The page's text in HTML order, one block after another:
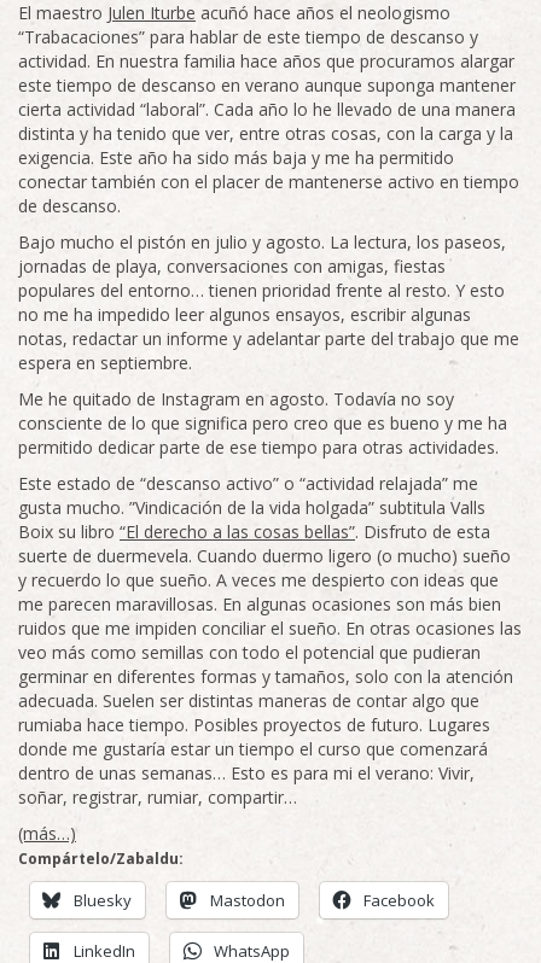
El maestro Julen Iturbe acuñó hace años el neologismo
“Trabacaciones” para hablar de este tiempo de descanso y
actividad. En nuestra familia hace años que procuramos alargar
este tiempo de descanso en verano aunque suponga mantener
cierta actividad “laboral”. Cada año lo he llevado de una manera
distinta y ha tenido que ver, entre otras cosas, con la carga y la
exigencia. Este año ha sido más baja y me ha permitido
conectar también con el placer de mantenerse activo en tiempo
de descanso.
Bajo mucho el pistón en julio y agosto. La lectura, los paseos,
jornadas de playa, conversaciones con amigas, fiestas
populares del entorno… tienen prioridad frente al resto. Y esto
no me ha impedido leer algunos ensayos, escribir algunas
notas, redactar un informe y adelantar parte del trabajo que me
espera en septiembre.
Me he quitado de Instagram en agosto. Todavía no soy
consciente de lo que significa pero creo que es bueno y me ha
permitido dedicar parte de ese tiempo para otras actividades.
Este estado de “descanso activo” o “actividad relajada” me
gusta mucho. ”Vindicación de la vida holgada” subtitula Valls
Boix su libro “El derecho a las cosas bellas”. Disfruto de esta
suerte de duermevela. Cuando duermo ligero (o mucho) sueño
y recuerdo lo que sueño. A veces me despierto con ideas que
me parecen maravillosas. En algunas ocasiones son más bien
ruidos que me impiden conciliar el sueño. En otras ocasiones las
veo más como semillas con todo el potencial que pudieran
germinar en diferentes formas y tamaños, solo con la atención
adecuada. Suelen ser distintas maneras de contar algo que
rumiaba hace tiempo. Posibles proyectos de futuro. Lugares
donde me gustaría estar un tiempo el curso que comenzará
dentro de unas semanas… Esto es para mi el verano: Vivir,
soñar, registrar, rumiar, compartir…
(más…)
Compártelo/Zabaldu:
Bluesky Mastodon Facebook
LinkedIn WhatsApp